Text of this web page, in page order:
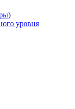
уровня